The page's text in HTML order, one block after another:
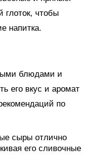
глоток, чтобы
напитка.
блюдами и
его вкус и аромат
по
сыры отлично
его сливочные